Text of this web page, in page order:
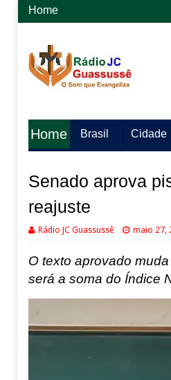
Home
Home Brasil Cidade
Senado aprova
reajuste
Rádio JC Guassussê maio 27,
O texto aprovado
será a soma do Índice